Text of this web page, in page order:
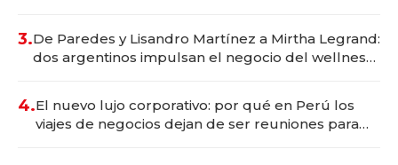
3.De Paredes y Lisandro Martínez a Mirtha Legrand:
dos argentinos impulsan el negocio del wellness
4.El nuevo lujo corporativo: por qué en Perú los
viajes de negocios dejan de ser reuniones para